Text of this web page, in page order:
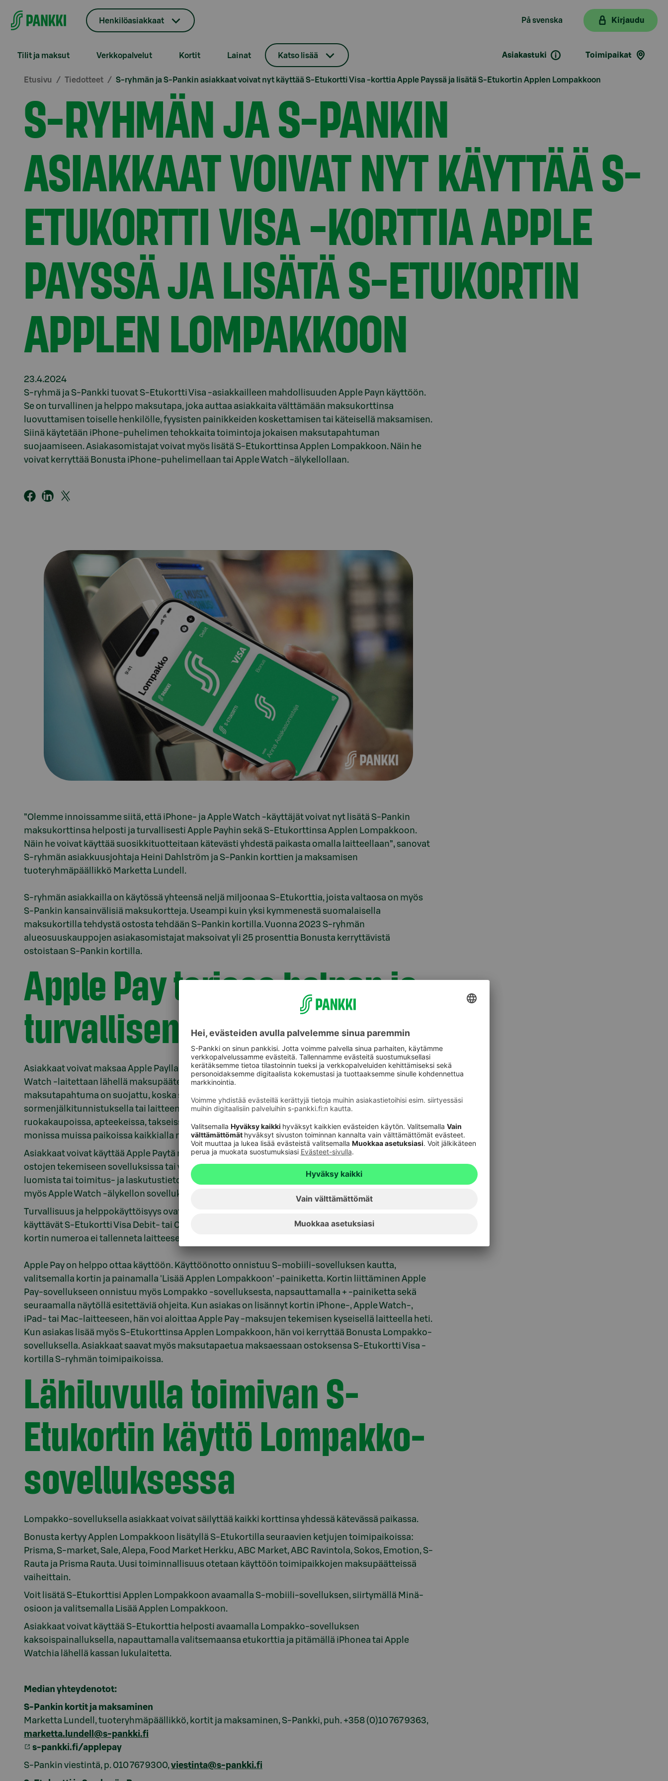
Henkilöasiakkaat På svenska Kirjaudu
Tilit ja maksut Verkkopalvelut Kortit Lainat Katso lisää Asiakastuki Toimipaikat
Etusivu Tiedotteet S-ryhmän ja S-Pankin asiakkaat voivat nyt käyttää S-Etukortti Visa -korttia Apple Payssä ja lisätä S-Etukortin Applen Lompakkoon
S-RYHMÄN JA S-PANKIN
ASIAKKAAT VOIVAT NYT KÄYTTÄÄ S-
ETUKORTTI VISA -KORTTIA APPLE
PAYSSÄ JA LISÄTÄ S-ETUKORTIN
APPLEN LOMPAKKOON
23.4.2024
S-ryhmä ja S-Pankki tuovat S-Etukortti Visa -asiakkailleen mahdollisuuden Apple Payn käyttöön.
Se on turvallinen ja helppo maksutapa, joka auttaa asiakkaita välttämään maksukorttinsa
luovuttamisen toiselle henkilölle, fyysisten painikkeiden koskettamisen tai käteisellä maksamisen.
Siinä käytetään iPhone-puhelimen tehokkaita toimintoja jokaisen maksutapahtuman
suojaamiseen. Asiakasomistajat voivat myös lisätä S-Etukorttinsa Applen Lompakkoon. Näin he
voivat kerryttää Bonusta iPhone-puhelimellaan tai Apple Watch -älykellollaan.
”Olemme innoissamme siitä, että iPhone- ja Apple Watch -käyttäjät voivat nyt lisätä S-Pankin
maksukorttinsa helposti ja turvallisesti Apple Payhin sekä S-Etukorttinsa Applen Lompakkoon.
Näin he voivat käyttää suosikkituotteitaan kätevästi yhdestä paikasta omalla laitteellaan”, sanovat
S-ryhmän asiakkuusjohtaja Heini Dahlström ja S-Pankin korttien ja maksamisen
tuoteryhmäpäällikkö Marketta Lundell.
S-ryhmän asiakkailla on käytössä yhteensä neljä miljoonaa S-Etukorttia, joista valtaosa on myös
S-Pankin kansainvälisiä maksukortteja. Useampi kuin yksi kymmenestä suomalaisella
maksukortilla tehdystä ostosta tehdään S-Pankin kortilla. Vuonna 2023 S-ryhmän
alueosuuskauppojen asiakasomistajat maksoivat yli 25 prosenttia Bonusta kerryttävistä
ostoistaan S-Pankin kortilla.
Apple Pay tarjoaa helpon ja
turvallisen maksutavan
Asiakkaat voivat maksaa Apple Paylla helposti kaksoispainalluksella ja pitämällä iPhone- tai Apple
Watch -laitettaan lähellä maksupäätettä lähimaksua varten. Jokainen Apple Pay -
maksutapahtuma on suojattu, koska se todennetaan Face ID -kasvotunnistuksella, Touch ID -
sormenjälkitunnistuksella tai laitteen tunnusluvulla. Apple Pay toimii maksuvälineenä
ruokakaupoissa, apteekeissa, takseissa, ravintoloissa, kahviloissa, vähittäismyymälöissä ja
monissa muissa paikoissa kaikkialla maailmassa.
Asiakkaat voivat käyttää Apple Paytä myös iPhone-, iPad- ja Mac-laitteissa nopeiden ja helppojen
ostojen tekemiseen sovelluksissa tai verkkosivuilla Safari-selaimella ilman erillisten käyttäjätilien
luomista tai toimitus- ja laskutustietojen toistuvaa syöttämistä. Apple Pay -maksuja voi tehdä
myös Apple Watch -älykellon sovelluksissa.
Turvallisuus ja helppokäyttöisyys ovat Apple Pay -maksusovelluksen ytimessä. Kun asiakkaat
käyttävät S-Etukortti Visa Debit- tai Credit-korttia Apple Pay -sovelluksen kautta, varsinaista
kortin numeroa ei tallenneta laitteeseen eikä Applen palvelimille.
Apple Pay on helppo ottaa käyttöön. Käyttöönotto onnistuu S-mobiili-sovelluksen kautta,
valitsemalla kortin ja painamalla 'Lisää Applen Lompakkoon' -painiketta. Kortin liittäminen Apple
Pay-sovellukseen onnistuu myös Lompakko -sovelluksesta, napsauttamalla + -painiketta sekä
seuraamalla näytöllä esitettäviä ohjeita. Kun asiakas on lisännyt kortin iPhone-, Apple Watch-,
iPad- tai Mac-laitteeseen, hän voi aloittaa Apple Pay -maksujen tekemisen kyseisellä laitteella heti.
Kun asiakas lisää myös S-Etukorttinsa Applen Lompakkoon, hän voi kerryttää Bonusta Lompakko-
sovelluksella. Asiakkaat saavat myös maksutapaetua maksaessaan ostoksensa S-Etukortti Visa -
kortilla S-ryhmän toimipaikoissa.
Lähiluvulla toimivan S-
Etukortin käyttö Lompakko-
sovelluksessa
Lompakko-sovelluksella asiakkaat voivat säilyttää kaikki korttinsa yhdessä kätevässä paikassa.
Bonusta kertyy Applen Lompakkoon lisätyllä S-Etukortilla seuraavien ketjujen toimipaikoissa:
Prisma, S-market, Sale, Alepa, Food Market Herkku, ABC Market, ABC Ravintola, Sokos, Emotion, S-
Rauta ja Prisma Rauta. Uusi toiminnallisuus otetaan käyttöön toimipaikkojen maksupäätteissä
vaiheittain.
Voit lisätä S-Etukorttisi Applen Lompakkoon avaamalla S-mobiili-sovelluksen, siirtymällä Minä-
osioon ja valitsemalla Lisää Applen Lompakkoon.
Asiakkaat voivat käyttää S-Etukorttia helposti avaamalla Lompakko-sovelluksen
kaksoispainalluksella, napauttamalla valitsemaansa etukorttia ja pitämällä iPhonea tai Apple
Watchia lähellä kassan lukulaitetta.
Median yhteydenotot:
S-Pankin kortit ja maksaminen
Marketta Lundell, tuoteryhmäpäällikkö, kortit ja maksaminen, S-Pankki, puh. +358 (0)10 767 9363,
marketta.lundell@s-pankki.fi
s-pankki.fi/applepay
S-Pankin viestintä, p. 010 767 9300,viestinta@s-pankki.fi